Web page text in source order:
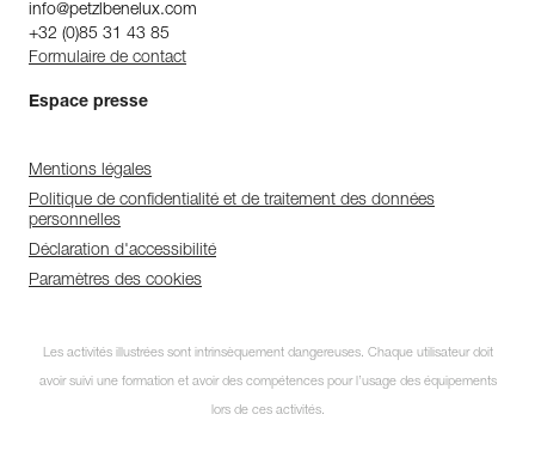
info@petzlbenelux.com
+32 (0)85 31 43 85
Formulaire de contact
Espace presse
Mentions légales
Politique de confidentialité et de traitement des données
personnelles
Déclaration d'accessibilité
Paramètres des cookies
Les activités illustrées sont intrinsèquement dangereuses. Chaque utilisateur doit
avoir suivi une formation et avoir des compétences pour l’usage des équipements
lors de ces activités.